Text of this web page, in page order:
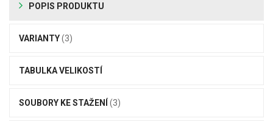
POPIS PRODUKTU
VARIANTY(3)
TABULKA VELIKOSTÍ
SOUBORY KE STAŽENÍ (3)